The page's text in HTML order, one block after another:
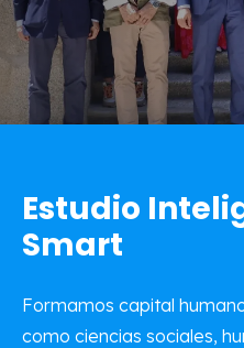
Estudio
Smart
Formamos capital
como ciencias sociales,